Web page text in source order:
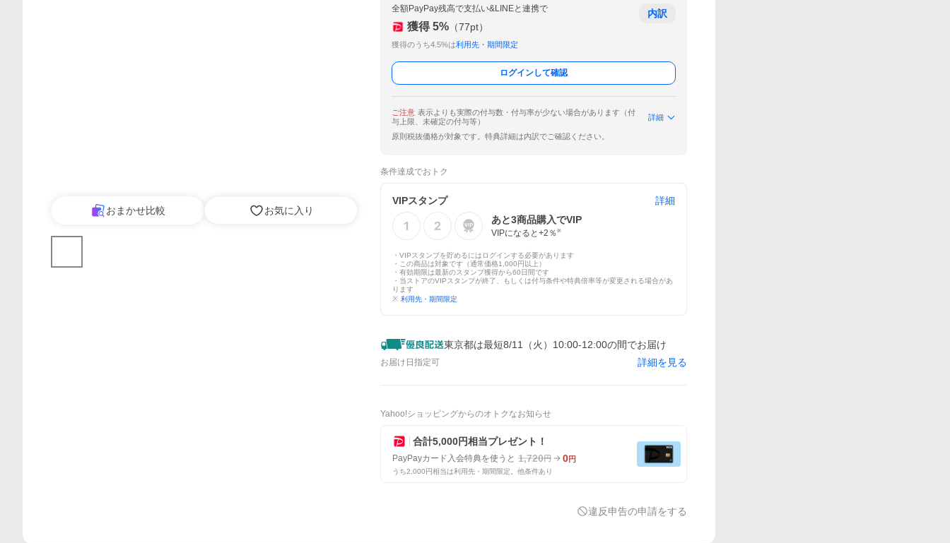
おまかせ比較 お気に入り
全額PayPay残高で支払い&LINEと連携で
獲得 5% （77pt）
獲得のうち4.5%は利用先・期間限定
内訳
ログインして確認
ご注意 表示よりも実際の付与数・付与率が少ない場合があります（付
与上限、未確定の付与等）
詳細
原則税抜価格が対象です。特典詳細は内訳でご確認ください。
条件達成でおトク
VIPスタンプ
詳細
あと3商品購入でVIP
VIPになると+2 ％ ※
・VIPスタンプを貯めるにはログインする必要があります
・この商品は対象です（通常価格1,000円以上）
・有効期限は最新のスタンプ獲得から60日間です
・当ストアのVIPスタンプが終了、もしくは付与条件や特典倍率等が変更される場合があ
ります
※ 利用先・期間限定
東京都は最短8/11（火）10:00-12:00の間でお届け
お届け日指定可 詳細を見る
Yahoo!ショッピングからのオトクなお知らせ
合計5,000円相当プレゼント！
PayPayカード入会特典を使うと 1,720円 0円
うち2,000円相当は利用先・期間限定。他条件あり
違反申告の申請をする